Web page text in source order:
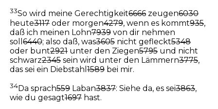
33So wird meine Gerechtigkeit6666 zeugen6030
heute3117 oder morgen4279, wenn es kommt935,
daß ich meinen Lohn7939 von dir nehmen
soll 6440; also daß, was3605 nicht gefleckt5348
oder bunt2921 unter den Ziegen5795 und nicht
schwarz2345 sein wird unter den Lämmern3775,
das sei ein Diebstahl 1589 bei mir.
34Da sprach559 Laban3837: Siehe da, es sei3863,
wie du gesagt1697 hast.